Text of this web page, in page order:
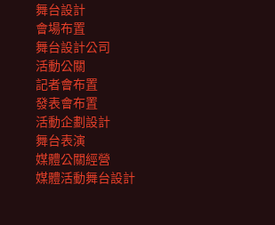
舞台設計
會場布置
舞台設計公司
活動公關
記者會布置
發表會布置
活動企劃設計
舞台表演
媒體公關經營
媒體活動舞台設計